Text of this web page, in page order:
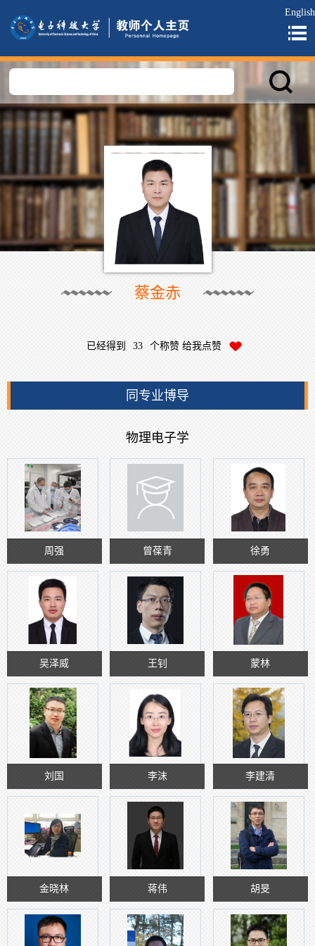
English
蔡金赤
已经得到 33 个称赞 给我点赞
同专业博导
物理电子学
周强 曾葆青 徐勇
吴泽威 王钊 蒙林
刘国 李沫 李建清
金晓林 蒋伟 胡旻